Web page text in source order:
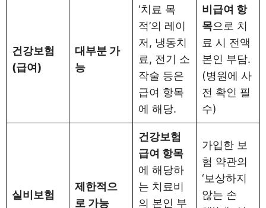
건강보험
(급여)
대부분 가
능
‘치료 목
적’의 레이
저, 냉동치
료, 전기 소
작술 등은
급여 항목
에 해당.
비급여 항
목으로 치
료 시 전액
본인 부담.
(병원에 사
전 확인 필
수)
실비보험
제한적으
로 가능
건강보험
급여 항목
에 해당하
는 치료비
의 본인 부
가입한 보
험 약관의
‘보상하지
않는 손